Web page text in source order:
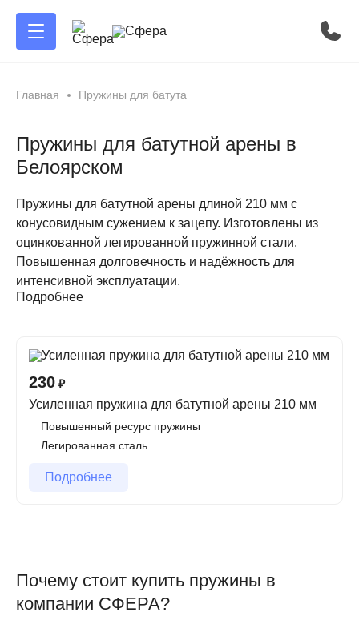
Главная Пружины для батута
Пружины для батутной арены в
Белоярском
Пружины для батутной арены длиной 210 мм с
конусовидным сужением к зацепу. Изготовлены из
оцинкованной легированной пружинной стали.
Повышенная долговечность и надёжность для
интенсивной эксплуатации.
Подробнее
Пружины — один из самых важных элементов любого
батутного комплекса. От их качества напрямую
зависит безопасность, упругость и срок службы всего
батута.
Мы предлагаем усиленные пружины
специально для коммерческих батутных арен и
Конусовидное сужение к зацепу— patented
решение, которое существенно снижает нагрузку на
230 ₽
Усиленная пружина для батутной арены 210 мм
Повышенный ресурс пружины
Легированная сталь
Подробнее
Почему стоит купить пружины в
компании СФЕРА?